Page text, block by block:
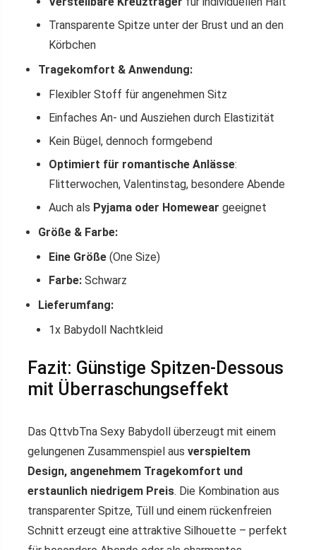
Transparente Spitze unter der Brust und an den
Körbchen
Tragekomfort & Anwendung:
Flexibler Stoff für angenehmen Sitz
Einfaches An- und Ausziehen durch Elastizität
Kein Bügel, dennoch formgebend
Optimiert für romantische Anlässe:
Flitterwochen, Valentinstag, besondere Abende
Auch als Pyjama oder Homewear geeignet
Größe & Farbe:
Eine Größe (One Size)
Farbe: Schwarz
Lieferumfang:
1x Babydoll Nachtkleid
Fazit: Günstige Spitzen-Dessous
mit Überraschungseffekt
Das QttvbTna Sexy Babydoll überzeugt mit einem
gelungenen Zusammenspiel aus verspieltem
Design, angenehmem Tragekomfort und
erstaunlich niedrigem Preis. Die Kombination aus
transparenter Spitze, Tüll und einem rückenfreien
Schnitt erzeugt eine attraktive Silhouette – perfekt